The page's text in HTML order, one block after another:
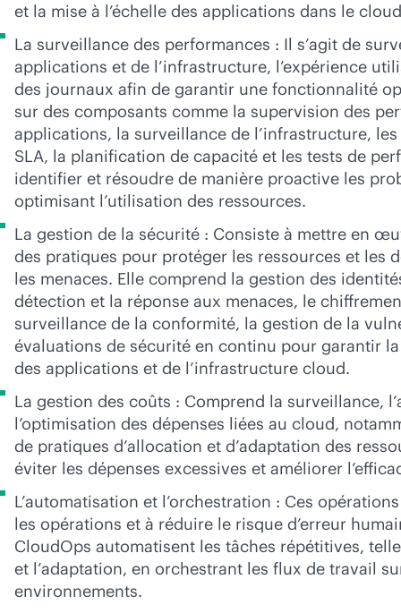
et la mise à l’échelle des applications dans le
La surveillance des performances : Il s’agit de
applications et de l’infrastructure, l’expérience
des journaux afin de garantir une fonctionnalité
sur des composants comme la supervision des
applications, la surveillance de l’infrastructure,
SLA, la planification de capacité et les tests de
identifier et résoudre de manière proactive les
optimisant l’utilisation des ressources.
La gestion de la sécurité : Consiste à mettre en
des pratiques pour protéger les ressources et les
les menaces. Elle comprend la gestion des
détection et la réponse aux menaces, le
surveillance de la conformité, la gestion de la
évaluations de sécurité en continu pour garantir
des applications et de l’infrastructure cloud.
La gestion des coûts : Comprend la surveillance,
l’optimisation des dépenses liées au cloud,
de pratiques d’allocation et d’adaptation des
éviter les dépenses excessives et améliorer
L’automatisation et l’orchestration : Ces
les opérations et à réduire le risque d’erreur
CloudOps automatisent les tâches répétitives,
et l’adaptation, en orchestrant les flux de travail
environnements.